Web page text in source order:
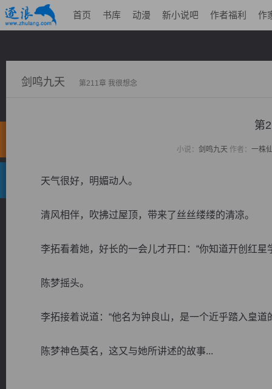
首页 书库 动漫 新小说吧 作者福利 作
剑鸣九天 第211章 我很想念
第
小说： 剑鸣九天 作者： 一株
天气很好，明媚动人。
清风相伴，吹拂过屋顶，带来了丝丝缕缕的清凉。
李拓看着她，好长的一会儿才开口：“你知道开创红星
陈梦摇头。
李拓接着说道：“他名为钟良山，是一个近乎踏入皇道
陈梦神色莫名，这又与她所讲述的故事...